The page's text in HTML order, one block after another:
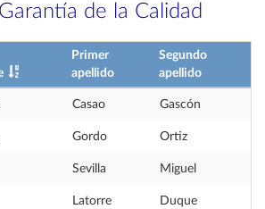
de la Calidad
Primer
apellido
Segundo
apellido
Casao Gascón
Gordo Ortiz
Sevilla Miguel
Latorre Duque